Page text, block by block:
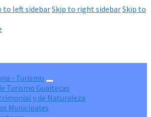
to left sidebarSkip to right sidebarSkip to
- Turismo
Turismo Guaitecas
y de Naturaleza
Municipales